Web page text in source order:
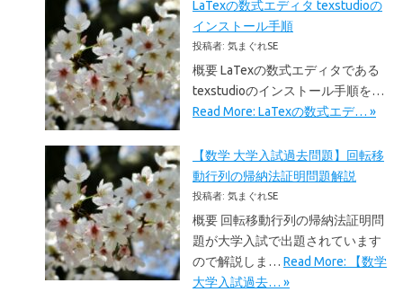
LaTexの数式エディタ texstudioの
インストール手順
投稿者: 気まぐれSE
概要 LaTexの数式エディタである
texstudioのインストール手順を…
Read More: LaTexの数式エデ… »
【数学 大学入試過去問題】回転移
動行列の帰納法証明問題解説
投稿者: 気まぐれSE
概要 回転移動行列の帰納法証明問
題が大学入試で出題されています
ので解説しま… Read More: 【数学
大学入試過去… »